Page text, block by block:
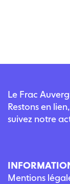
Le Frac
Restons en
suivez notre
Mentions